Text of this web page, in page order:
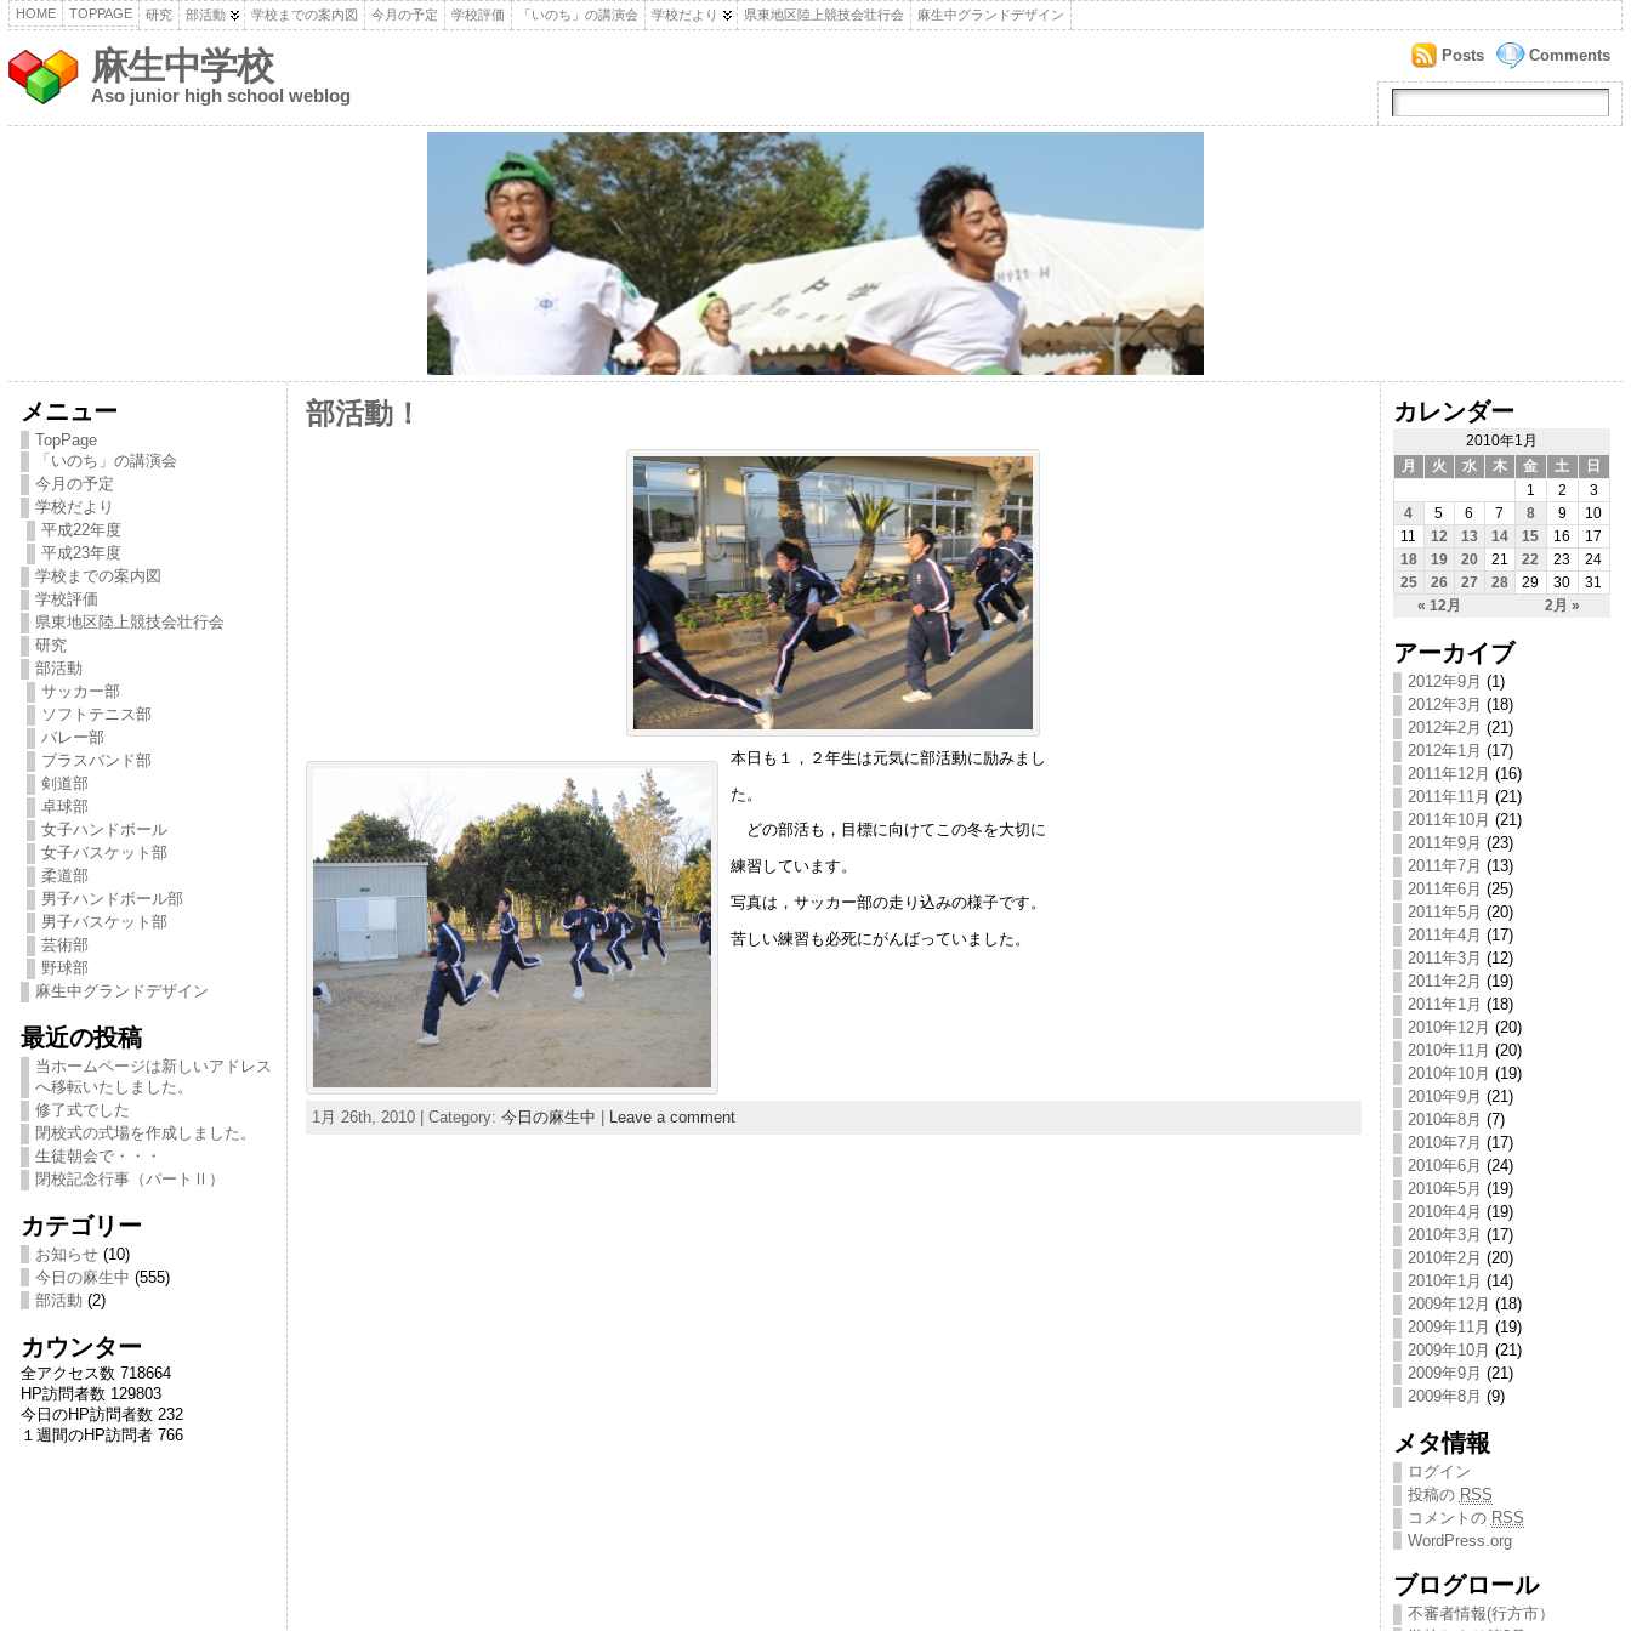
HOME TOPPAGE 研究 部活動 学校までの案内図 今月の予定 学校評価 「いのち」の講演会 学校だより 県東地区陸上競技会壮行会 麻生中グランドデザイン
麻生中学校
Aso junior high school weblog
Comments
Posts
メニュー
TopPage
「いのち」の講演会
今月の予定
学校だより
平成22年度
平成23年度
学校までの案内図
学校評価
県東地区陸上競技会壮行会
研究
部活動
サッカー部
ソフトテニス部
バレー部
ブラスバンド部
剣道部
卓球部
女子ハンドボール
女子バスケット部
柔道部
男子ハンドボール部
男子バスケット部
芸術部
野球部
麻生中グランドデザイン
最近の投稿
当ホームページは新しいアドレス
へ移転いたしました。
修了式でした
閉校式の式場を作成しました。
生徒朝会で・・・
閉校記念行事（パートⅡ）
カテゴリー
お知らせ(10)
今日の麻生中 (555)
部活動 (2)
カウンター
全アクセス数 718664
HP訪問者数 129803
今日のHP訪問者数 232
１週間のHP訪問者 766
部活動！
本日も１，２年生は元気に部活動に励みまし
た。
どの部活も，目標に向けてこの冬を大切に
練習しています。
写真は，サッカー部の走り込みの様子です。
苦しい練習も必死にがんばっていました。
1月 26th, 2010 | Category: 今日の麻生中 Leave a comment
カレンダー
2010年1月
月
火 水 木 金 土 日
« 12月 2月 »
1 2
3
4
5 6 7 8 9
10
11
12 13 14 15 16
17
18
19 20 21 22 23
24
25
26 27 28 29 30 31
アーカイブ
2012年9月 (1)
2012年3月 (18)
2012年2月 (21)
2012年1月 (17)
2011年12月 (16)
2011年11月 (21)
2011年10月 (21)
2011年9月 (23)
2011年7月 (13)
2011年6月 (25)
2011年5月 (20)
2011年4月 (17)
2011年3月 (12)
2011年2月 (19)
2011年1月 (18)
2010年12月 (20)
2010年11月 (20)
2010年10月 (19)
2010年9月 (21)
2010年8月 (7)
2010年7月 (17)
2010年6月 (24)
2010年5月 (19)
2010年4月 (19)
2010年3月 (17)
2010年2月 (20)
2010年1月 (14)
2009年12月 (18)
2009年11月 (19)
2009年10月 (21)
2009年9月 (21)
2009年8月 (9)
メタ情報
ログイン
投稿の RSS
コメントの RSS
WordPress.org
ブログロール
不審者情報(行方市）